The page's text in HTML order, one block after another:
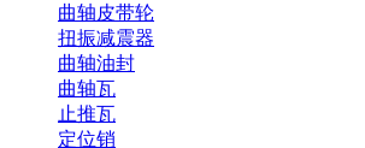
曲轴皮带轮
扭振减震器
曲轴油封
曲轴瓦
止推瓦
定位销